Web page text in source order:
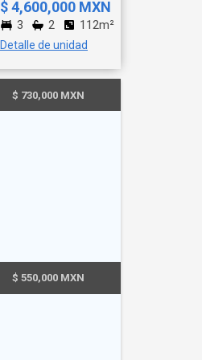
$ 4,600,000 MXN
3 2 112m²
Detalle de unidad
$ 730,000 MXN
$ 550,000 MXN